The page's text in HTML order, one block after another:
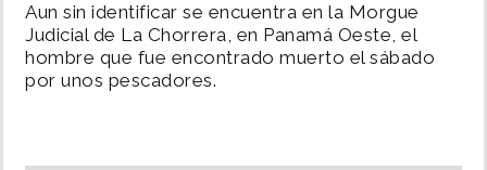
NACIONAL
POLÍTICA
Aun sin identificar se encuentra en la Morgue
Judicial de La Chorrera, en Panamá Oeste, el
hombre que fue encontrado muerto el sábado
por unos pescadores.